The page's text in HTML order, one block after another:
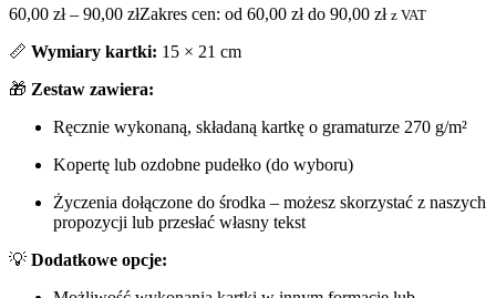
60,00 zł – 90,00 złZakres cen: od 60,00 zł do 90,00 zł z VAT
📏 Wymiary kartki: 15 × 21 cm
🎁 Zestaw zawiera:
Ręcznie wykonaną, składaną kartkę o gramaturze 270 g/m²
Kopertę lub ozdobne pudełko (do wyboru)
Życzenia dołączone do środka – możesz skorzystać z naszych
propozycji lub przesłać własny tekst
💡 Dodatkowe opcje: